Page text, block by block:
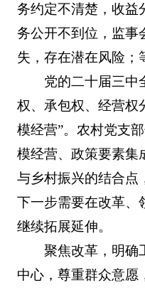
务约定不清楚，收益
务公开不到位，监事
失，存在潜在风险；
党的二十届三中
权、承包权、经营权
模经营”。农村党支
模经营、政策要素集
与乡村振兴的结合点
下一步需要在改革、
继续拓展延伸。
聚焦改革，明确
中心，尊重群众意愿